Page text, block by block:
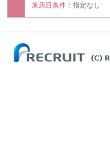
来店日条件： 指定なし